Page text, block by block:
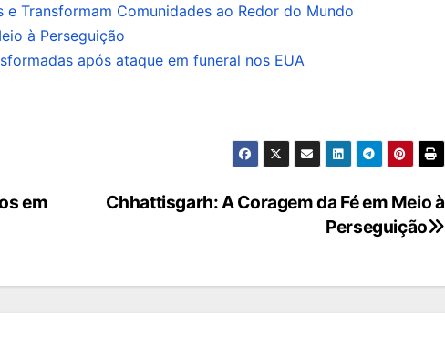
Transformam Comunidades ao Redor do Mundo
à Perseguição
após ataque em funeral nos EUA
Chhattisgarh: A Coragem da Fé em Meio à
Perseguição
em